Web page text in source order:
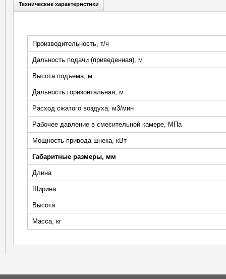
Характеристики
Технические характеристики
вкладка)
Производительность, т/ч
Дальность подачи (приведенная), м
Высота подъема, м
Дальность горизонтальная, м
Расход сжатого воздуха, м3/мин
Рабочее давление в смесительной камере, МПа
Мощность привода шнека, кВт
Габаритные размеры, мм
Длина
Ширина
Высота
Масса, кг